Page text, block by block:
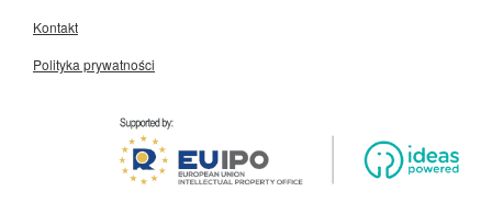
Kontakt
Polityka prywatności